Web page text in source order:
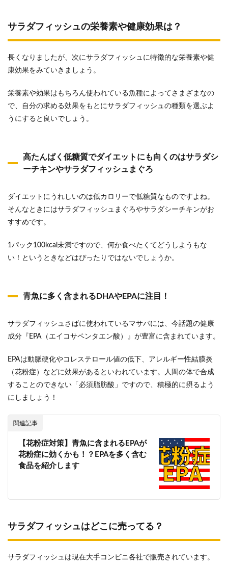
サラダフィッシュの栄養素や健康効果は？
長くなりましたが、次にサラダフィッシュに特徴的な栄養素や健
康効果をみていきましょう。
栄養素や効果はもちろん使われている魚種によってさまざまなの
で、自分の求める効果をもとにサラダフィッシュの種類を選ぶよ
うにすると良いでしょう。
高たんぱく低糖質でダイエットにも向くのはサラダシ
ーチキンやサラダフィッシュまぐろ
ダイエットにうれしいのは低カロリーで低糖質なものですよね。
そんなときにはサラダフィッシュまぐろやサラダシーチキンがお
すすめです。
1パック100kcal未満ですので、何か食べたくてどうしようもな
い！というときなどはぴったりではないでしょうか。
青魚に多く含まれるDHAやEPAに注目！
サラダフィッシュさばに使われているマサバには、今話題の健康
成分『EPA（エイコサペンタエン酸）』が豊富に含まれています。
EPAは動脈硬化やコレステロール値の低下、アレルギー性結膜炎
（花粉症）などに効果があるといわれています。人間の体で合成
することのできない「必須脂肪酸」ですので、積極的に摂るよう
にしましょう！
関連記事
【花粉症対策】青魚に含まれるEPAが
花粉症に効くかも！？EPAを多く含む
食品を紹介します
サラダフィッシュはどこに売ってる？
サラダフィッシュは現在大手コンビニ各社で販売されています。